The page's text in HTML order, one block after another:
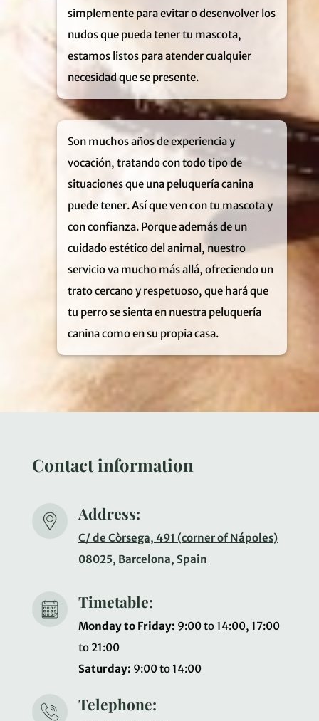
simplemente para evitar o desenvolver los
nudos que pueda tener tu mascota,
estamos listos para atender cualquier
necesidad que se presente.
Son muchos años de experiencia y
vocación, tratando con todo tipo de
situaciones que una peluquería canina
puede tener. Así que ven con tu mascota y
con confianza. Porque además de un
cuidado estético del animal , nuestro
servicio va mucho más allá, ofreciendo un
trato cercano y respetuoso, que hará que
tu perro se sienta en nuestra peluquería
canina como en su propia casa.
Contact information
Address:
C/ de Còrsega, 491 (corner of Nápoles)
08025, Barcelona, Spain
Timetable:
Monday to Friday: 9:00 to 14:00, 17:00
to 21:00
Saturday: 9:00 to 14:00
Telephone: